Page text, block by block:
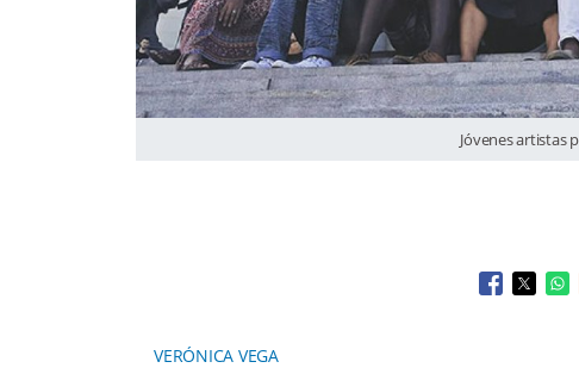
Jóvenes artistas
Opens in
VERÓNICA VEGA